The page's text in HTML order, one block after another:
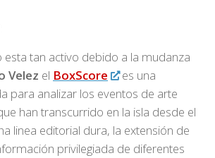
esta tan activo debido a la mudanza
Velez el BoxScore
es una
para analizar los eventos de arte
han transcurrido en la isla desde el
linea editorial dura, la extensión de
privilegiada de diferentes